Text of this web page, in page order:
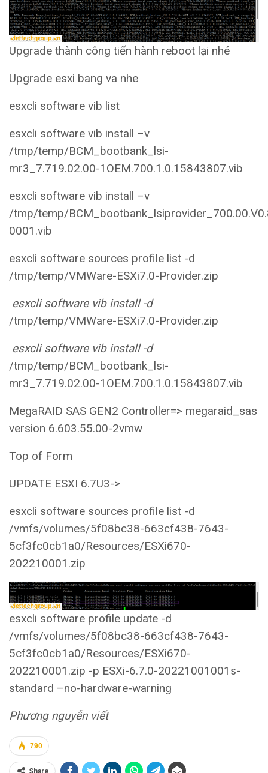
Upgrade thành công tiến hành reboot lại nhé
Upgrade esxi bang va nhe
esxcli software vib list
esxcli software vib install –v
/tmp/temp/BCM_bootbank_lsi-
mr3_7.719.02.00-1OEM.700.1.0.15843807.vib
esxcli software vib install –v
/tmp/temp/
0001.vib
esxcli software sources profile list -d
/tmp/temp/VMWare-ESXi7.0-Provider.zip
esxcli software vib install -d
/tmp/temp/VMWare-ESXi7.0-Provider.zip
esxcli software vib install -d
/tmp/temp/BCM_bootbank_lsi-
mr3_7.719.02.00-1OEM.700.1.0.15843807.vib
MegaRAID SAS GEN2 Controller=> megaraid_sas
version 6.603.55.00-2vmw
Top of Form
UPDATE ESXI 6.7U3->
esxcli software sources profile list -d
/vmfs/volumes/5f08bc38-663cf438-7643-
5cf3fc0cb1a0/Resources/ESXi670-
202210001.zip
esxcli software profile update -d
/vmfs/volumes/5f08bc38-663cf438-7643-
5cf3fc0cb1a0/Resources/ESXi670-
202210001.zip -p ESXi-6.7.0-20221001001s-
standard –no-hardware-warning
Phương nguyễn viết
790
Share